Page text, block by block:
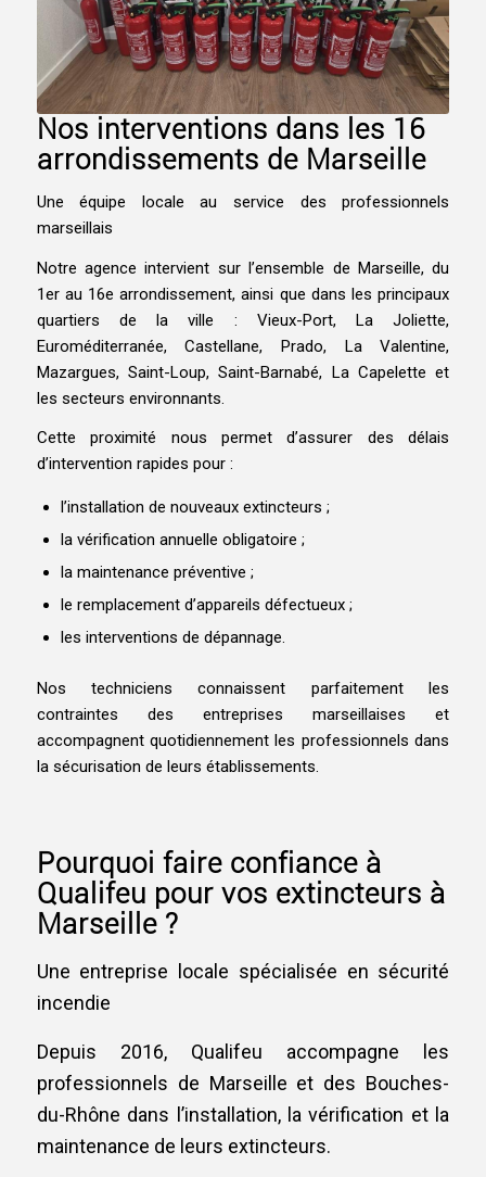
Nos interventions dans les 16
arrondissements de Marseille
Une équipe locale au service des professionnels
marseillais
Notre agence intervient sur l’ensemble de Marseille, du
1er au 16e arrondissement, ainsi que dans les principaux
quartiers de la ville : Vieux-Port, La Joliette,
Euroméditerranée, Castellane, Prado, La Valentine,
Mazargues, Saint-Loup, Saint-Barnabé, La Capelette et
les secteurs environnants.
Cette proximité nous permet d’assurer des délais
d’intervention rapides pour :
l’installation de nouveaux extincteurs ;
la vérification annuelle obligatoire ;
la maintenance préventive ;
le remplacement d’appareils défectueux ;
les interventions de dépannage.
Nos techniciens connaissent parfaitement les
contraintes des entreprises marseillaises et
accompagnent quotidiennement les professionnels dans
la sécurisation de leurs établissements.
Pourquoi faire confiance à
Qualifeu pour vos extincteurs à
Marseille ?
Une entreprise locale spécialisée en sécurité
incendie
Depuis 2016, Qualifeu accompagne les
professionnels de Marseille et des Bouches-
du-Rhône dans l’installation, la vérification et la
maintenance de leurs extincteurs.